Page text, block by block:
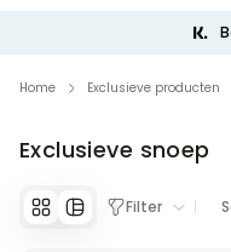
Home Exclusieve producten
Exclusieve snoep
Filter